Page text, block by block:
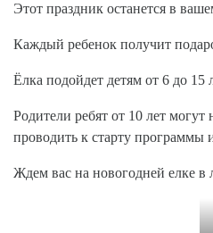
Этот праздник останется в
Каждый ребенок получит
Ёлка подойдет детям от 6 до 15
Родители ребят от 10 лет могут
проводить к старту программы
Ждем вас на новогодней елке в